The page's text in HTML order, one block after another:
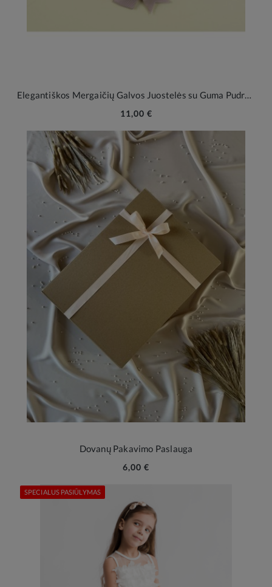
Elegantiškos Mergaičių Galvos Juostelės su Guma Pudra 3 vnt.
11,00 €
Dovanų Pakavimo Paslauga
6,00 €
SPECIALUS PASIŪLYMAS